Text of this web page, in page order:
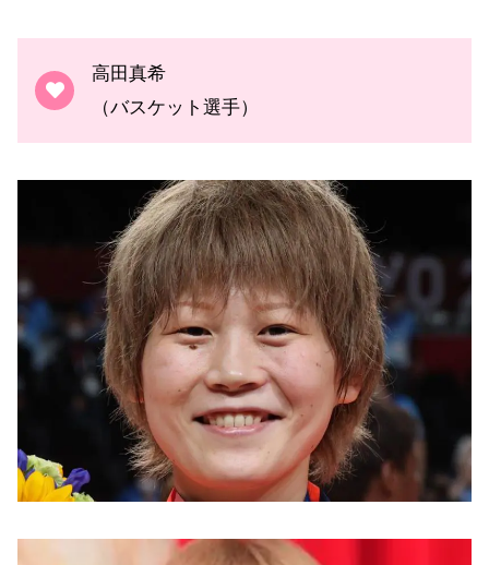
高田真希
（バスケット選手）